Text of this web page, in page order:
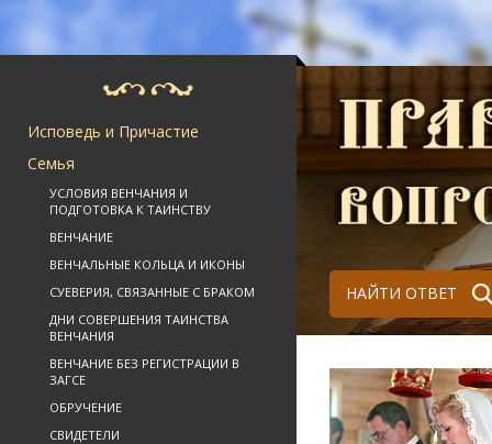
Исповедь и Причастие
Семья
УСЛОВИЯ ВЕНЧАНИЯ И
ПОДГОТОВКА К ТАИНСТВУ
ВЕНЧАНИЕ
ВЕНЧАЛЬНЫЕ КОЛЬЦА И ИКОНЫ
СУЕВЕРИЯ, СВЯЗАННЫЕ С БРАКОМ
ДНИ СОВЕРШЕНИЯ ТАИНСТВА
ВЕНЧАНИЯ
ВЕНЧАНИЕ БЕЗ РЕГИСТРАЦИИ В
ЗАГСЕ
ОБРУЧЕНИЕ
СВИДЕТЕЛИ
НАЙТИ ОТВЕТ